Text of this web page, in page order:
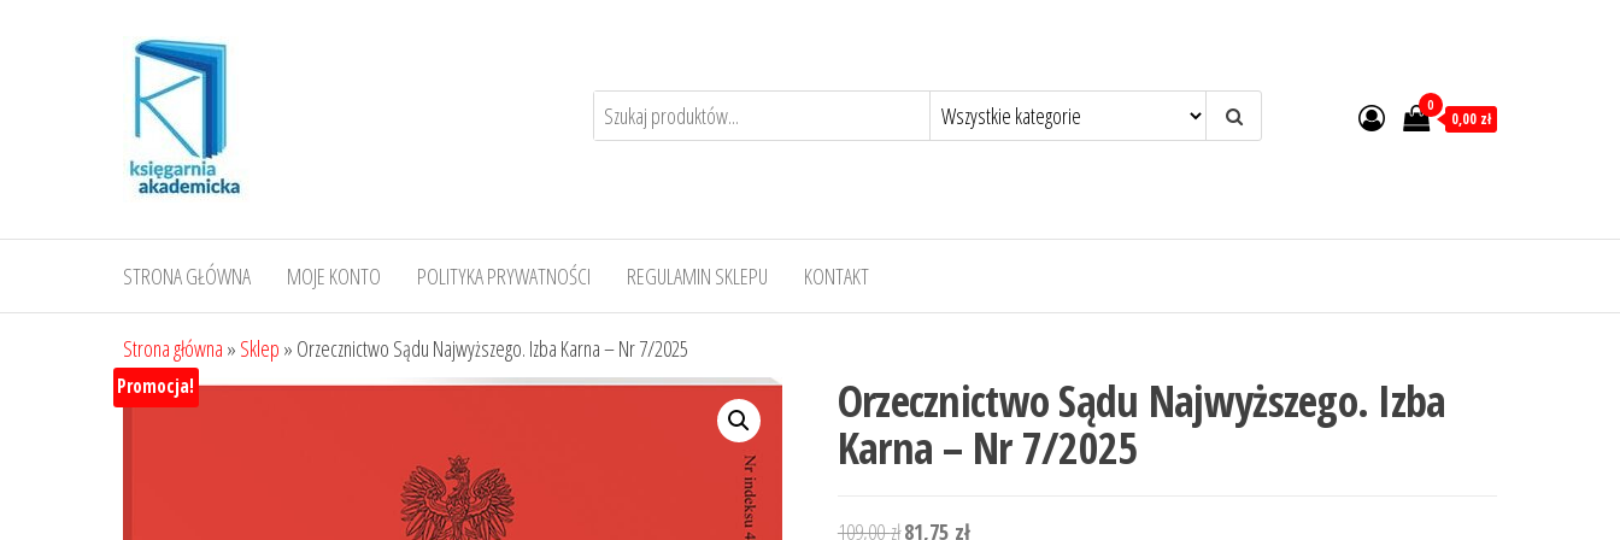
0
0,00 zł
STRONA GŁÓWNA MOJE KONTO POLITYKA PRYWATNOŚCI REGULAMIN SKLEPU KONTAKT
Strona główna » Sklep » Orzecznictwo Sądu Najwyższego. Izba Karna – Nr 7/2025
Promocja! Orzecznictwo Sądu Najwyższego. Izba
Karna – Nr 7/2025
109,00złPierwotna
81,75 złAktualna